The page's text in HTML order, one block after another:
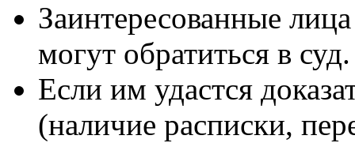
Заинтересованные
могут обратиться в суд.
Если им удастся
(наличие расписки,